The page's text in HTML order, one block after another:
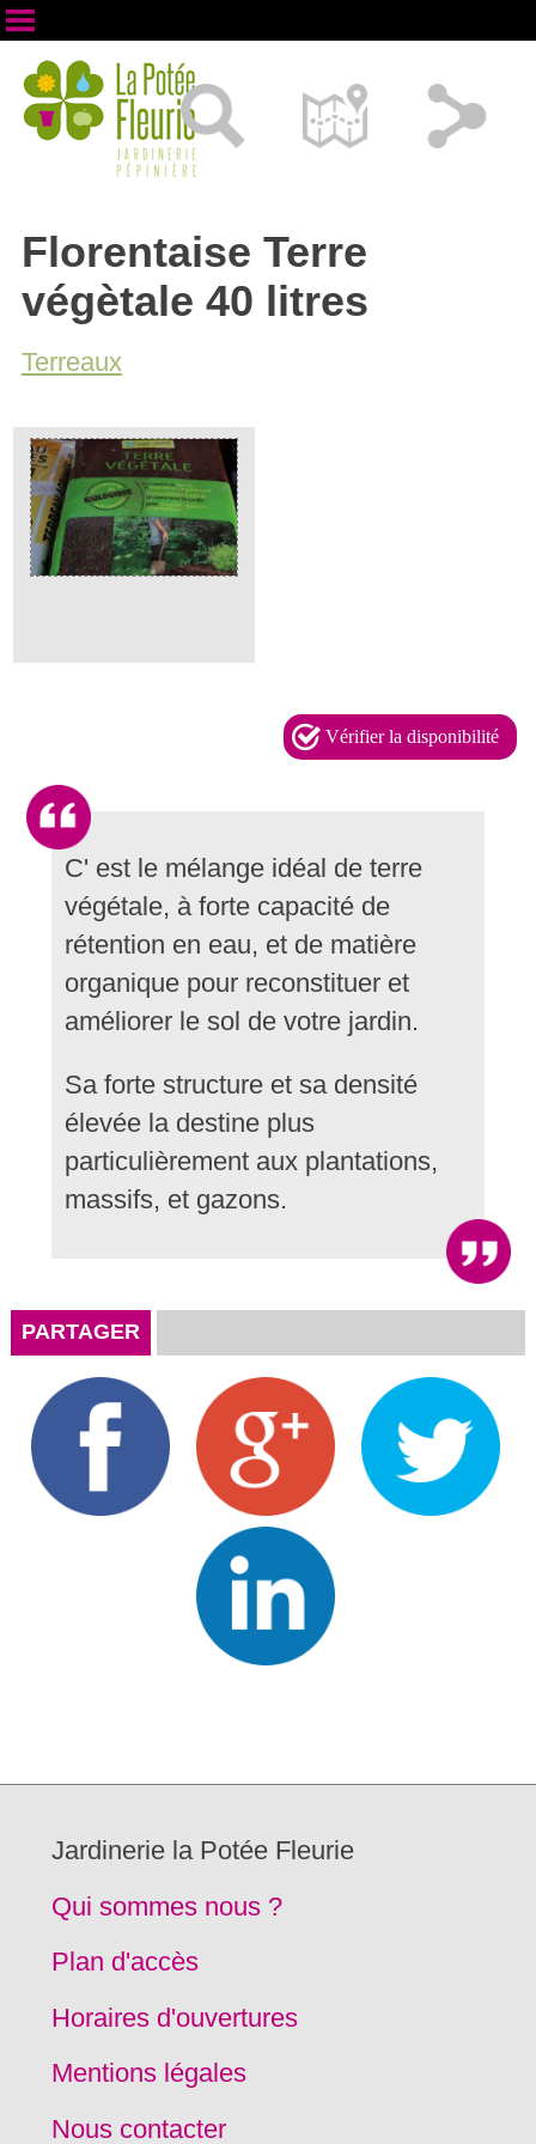
Florentaise Terre
végètale 40 litres
Terreaux
Vérifier la disponibilité
C' est le mélange idéal de terre
végétale, à forte capacité de
rétention en eau, et de matière
organique pour reconstituer et
améliorer le sol de votre jardin.
Sa forte structure et sa densité
élevée la destine plus
particulièrement aux plantations,
massifs, et gazons.
PARTAGER
Jardinerie la Potée Fleurie
Qui sommes nous ?
Plan d'accès
Horaires d'ouvertures
Mentions légales
Nous contacter